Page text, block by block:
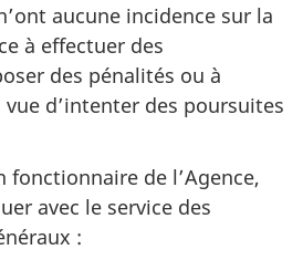
aucune incidence sur la
à effectuer des
des pénalités ou à
vue d’intenter des poursuites
fonctionnaire de l’Agence,
avec le service des
: